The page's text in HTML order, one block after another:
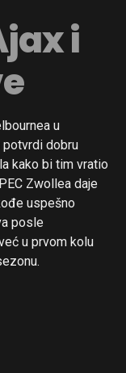
i
u
potvrdi dobru
kako bi tim vratio
Zwollea daje
uspešno
posle
u prvom kolu